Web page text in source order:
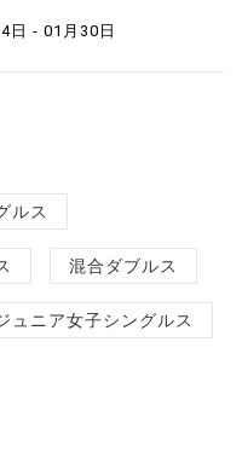
日 - 01月30日
ルス
混合ダブルス
ュニア女子シングルス